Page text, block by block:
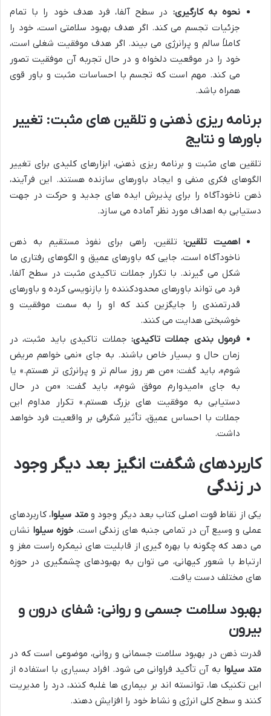
نحوه به کارگیری: در سطح آلفا، فرد هدف خود را با تمام
جزئیات تجسم می کند. اگر هدف بهبود سلامتی است، خود را
کاملاً سالم و پرانرژی می بیند. اگر هدف موفقیت شغلی است،
خود را در موقعیت دلخواه و در حال تجربه آن موفقیت تصور
می کند. مهم است که تجسم با احساسات مثبت و باور قوی
همراه باشد.
برنامه ریزی ذهنی و تلقین های مثبت: تغییر
باورها و نتایج
تلقین های مثبت و برنامه ریزی ذهنی، ابزارهای کلیدی برای تغییر
الگوهای فکری منفی و ایجاد باورهای سازنده هستند. این فرآیند،
ذهن ناخودآگاه را برای پذیرش ایده های جدید و حرکت در جهت
دستیابی به اهداف مورد نظر آماده می سازد.
اهمیت تلقین:تلقین، راهی برای نفوذ مستقیم به ذهن
ناخودآگاه است، جایی که باورهای عمیق و الگوهای رفتاری ما
شکل می گیرند. با تکرار جملات تاکیدی مثبت در سطح آلفا،
فرد می تواند باورهای محدودکننده را بازنویسی کرده و باورهای
قدرتمندی را جایگزین کند که او را به سمت موفقیت و
خوشبختی هدایت می کنند.
فرمول بندی جملات تاکیدی: جملات تاکیدی باید مثبت، در
زمان حال و بسیار خاص باشند. به جای «نمی خواهم مریض
شوم»، باید گفت: «من هر روز سالم تر و پرانرژی تر هستم.» یا
به جای «امیدوارم موفق شوم»، باید گفت: «من در حال
دستیابی به موفقیت های بزرگ هستم.» تکرار مداوم این
جملات با احساس عمیق، تأثیر شگرفی بر واقعیت فرد خواهد
داشت.
کاربردهای شگفت انگیز بعد دیگر وجود
در زندگی
یکی از نقاط قوت اصلی کتاب بعد دیگر وجود ومتد سیلوا، کاربردهای
عملی و وسیع آن در تمامی جنبه های زندگی است.خوزه سیلوا نشان
می دهد که چگونه با بهره گیری از قابلیت های نیمکره راست مغز و
ارتباط با شعور کیهانی، می توان به بهبودهای چشمگیری در حوزه
های مختلف دست یافت.
بهبود سلامت جسمی و روانی: شفای درون و
بیرون
قدرت ذهن در بهبود سلامت جسمانی و روانی، موضوعی است که در
متد سیلوا به آن تأکید فراوانی می شود. افراد بسیاری با استفاده از
این تکنیک ها، توانسته اند بر بیماری ها غلبه کنند، درد را مدیریت
کنند و سطح کلی انرژی و نشاط خود را افزایش دهند.